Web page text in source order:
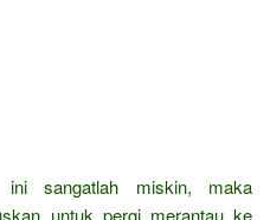
ini sangatlah miskin, maka
untuk pergi merantau ke